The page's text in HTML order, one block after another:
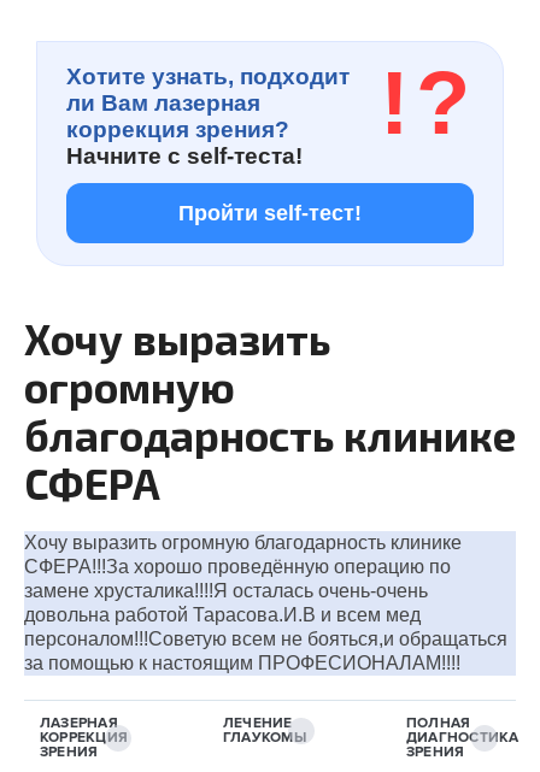
Хотите узнать, подходит
ли Вам лазерная
коррекция зрения?
Начните с self-теста!
!?
Пройти self-тест!
Хочу выразить
огромную
благодарность клинике
СФЕРА
Хочу выразить огромную благодарность клинике
СФЕРА!!!За хорошо проведённую операцию по
замене хрусталика!!!!Я осталась очень-очень
довольна работой Тарасова.И.В и всем мед
персоналом!!!Советую всем не бояться,и обращаться
за помощью к настоящим ПРОФЕСИОНАЛАМ!!!!
ЛАЗЕРНАЯ
КОРРЕКЦИЯ
ЗРЕНИЯ
ЛЕЧЕНИЕ
ГЛАУКОМЫ
ПОЛНАЯ
ДИАГНОСТИКА
ЗРЕНИЯ